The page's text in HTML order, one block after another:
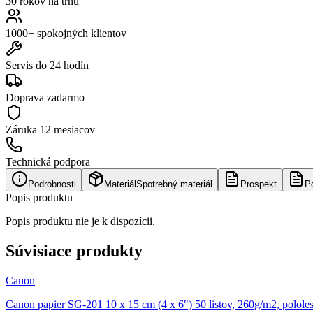
1000+ spokojných klientov
Servis do 24 hodín
Doprava zadarmo
Záruka 12 mesiacov
Technická podpora
Podrobnosti Materiál Spotrebný materiál Prospekt
Popis produktu
Popis produktu nie je k dispozícii.
Súvisiace produkty
Canon
Canon papier SG-201 10 x 15 cm (4 x 6") 50 listov, 260g/m2,